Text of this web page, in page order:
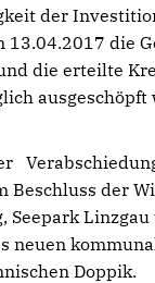
der
die
die erteilte
ausgeschöpft
Beschluss der
Seepark
neuen
Doppik.